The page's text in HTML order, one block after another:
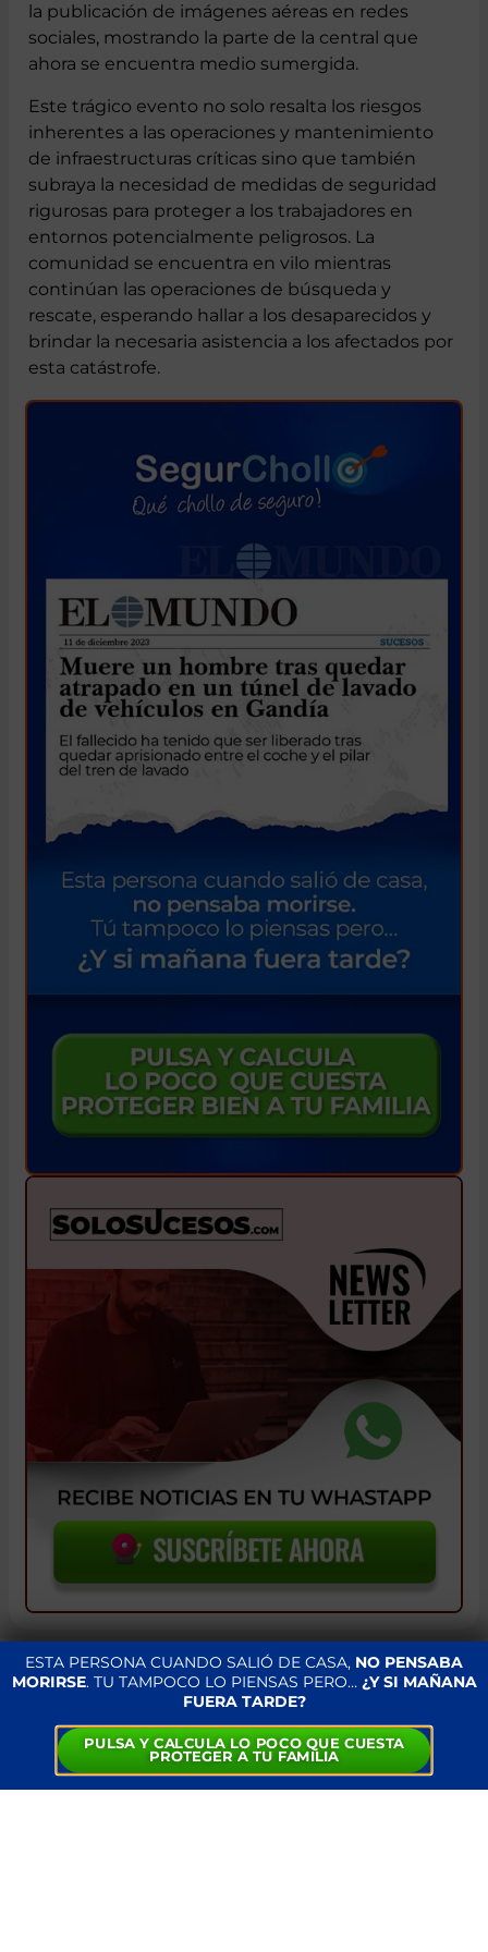
ha proporcionado visibilidad al evento mediante
la publicación de imágenes aéreas en redes
sociales, mostrando la parte de la central que
Este trágico evento no solo resalta los riesgos
inherentes a las operaciones y mantenimiento
de infraestructuras críticas sino que también
subraya la necesidad de medidas de seguridad
rigurosas para proteger a los trabajadores en
entornos potencialmente peligrosos. La
comunidad se encuentra en vilo mientras
continúan las operaciones de búsqueda y
rescate, esperando hallar a los desaparecidos y
brindar la necesaria asistencia a los afectados por
esta catástrofe.
TRAGEDIA Y JUSTICIA POPULAR
EN TAXCO: LINCHAMIENTO TRAS
EL ASESINATO DE UNA NIÑA
ESTA PERSONA CUANDO SALIÓ DE CASA, NO PENSABA
MORIRSE. TU TAMPOCO LO PIENSAS PERO… ¿Y SI MAÑANA
FUERA TARDE?
PULSA Y CALCULA LO POCO QUE CUESTA
PROTEGER A TU FAMILIA